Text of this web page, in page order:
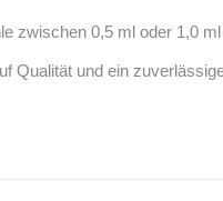
zwischen 0,5 ml oder 1,0
Qualität und ein